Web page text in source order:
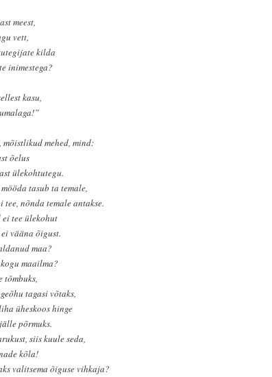
meest,
vett,
kilda
inimestega?
kasu,
mõistlikud mehed, mind:
õelus
ülekohtutegu.
tasub ta temale,
nõnda temale antakse.
tee ülekohut
vääna õigust.
maa?
maailma?
tõmbuks,
tagasi võtaks,
üheskoos hinge
põrmuks.
siis kuule seda,
kõla!
valitsema õiguse vihkaja?